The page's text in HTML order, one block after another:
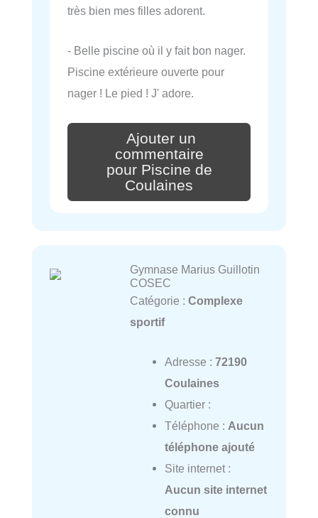
très bien mes filles adorent.
- Belle piscine où il y fait bon nager.
Piscine extérieure ouverte pour
nager ! Le pied ! J' adore.
Ajouter un
commentaire
pour Piscine de
Coulaines
Gymnase Marius Guillotin
COSEC
Catégorie : Complexe
sportif
Adresse : 72190
Coulaines
Quartier :
Téléphone : Aucun
téléphone ajouté
Site internet :
Aucun site internet
connu